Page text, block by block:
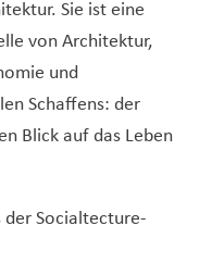
Sie ist eine
von Architektur,
und
Schaffens: der
Blick auf das Leben
der Socialtecture-